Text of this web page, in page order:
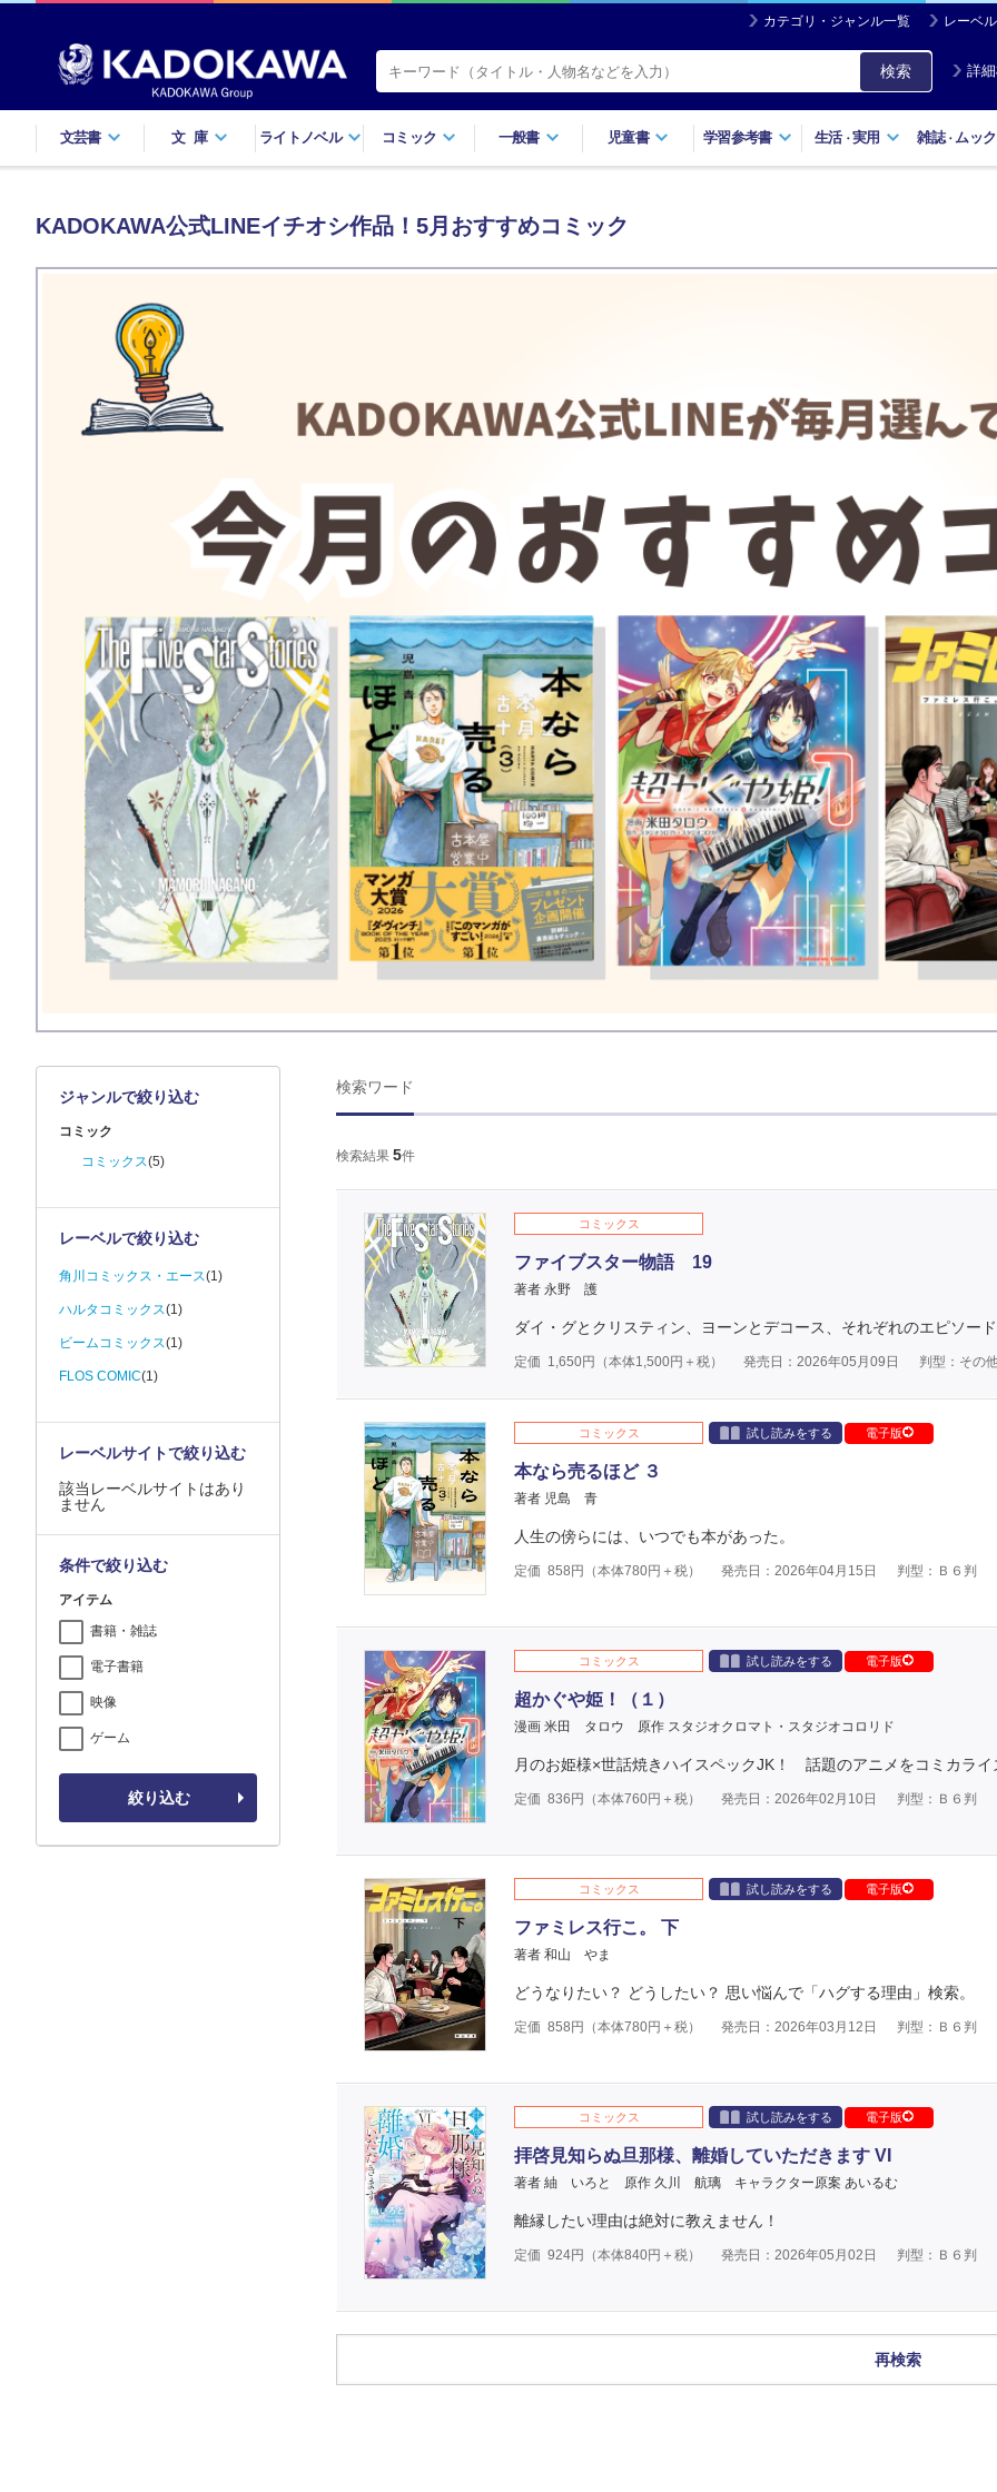
カテゴリ・ジャンル一覧 レーベ
検索 詳
文芸書 文庫 ライトノベル コミック 一般書 児童書 学習参考書 生活・実用 雑誌・ ムック
KADOKAWA公式LINEイチオシ作品！5月おすすめコミック
検索ワード
検索結果 5件
コミックス
ファイブスター物語 19
著者 永野 護
ダイ・グとクリスティン、ヨーンとデコース、それぞれのエピソー
定価 1,650円（本体1,500円＋税） 発売日：2026年05月09日 判型：その
コミックス 試し読みをする 電子版
本なら売るほど ３
著者 児島 青
人生の傍らには、いつでも本があった。
定価 858 円（本体780円＋税） 発売日：2026年04月15日 判型：Ｂ６判
コミックス 試し読みをする 電子版
超かぐや姫！（１）
漫画 米田 タロウ 原作 スタジオクロマト・スタジオコロリド
月のお姫様×世話焼きハイスペックJK！ 話題のアニメをコミカライ
定価 836 円（本体760円＋税） 発売日：2026年02月10日 判型：Ｂ６判
コミックス 試し読みをする 電子版
ファミレス行こ。 下
著者 和山 やま
どうなりたい？ どうしたい？ 思い悩んで「ハグする理由」検索。
定価 858 円（本体780円＋税） 発売日：2026年03月12日 判型：Ｂ６判
コミックス 試し読みをする 電子版
拝啓見知らぬ旦那様、離婚していただきます VI
著者 紬 いろと 原作 久川 航璃 キャラクター原案 あいるむ
離縁したい理由は絶対に教えません！
定価 924円（本体840円＋税） 発売日：2026年05月02日 判型：Ｂ６判
再検索
ジャンルで絞り込む
コミック
コミックス(5)
レーベルで絞り込む
角川コミックス・エース(1)
ハルタコミックス(1)
ビームコミックス(1)
FLOS COMIC(1)
レーベルサイトで絞り込む
該当レーベルサイトはあり
ません
条件で絞り込む
アイテム
書籍・雑誌
電子書籍
映像
ゲーム
絞り込む